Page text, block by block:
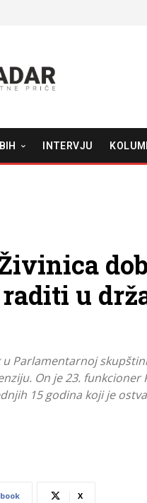
BIH INTERVJU
u
Parlamentarnoj
On je 23. funkcioner
15 godina koji je
X